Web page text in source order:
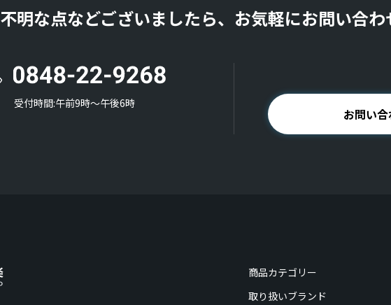
不明な点などございましたら、お気軽にお問い合
受付時間:午前9時〜午後6時
お問い
商品カテゴリー
取り扱いブランド